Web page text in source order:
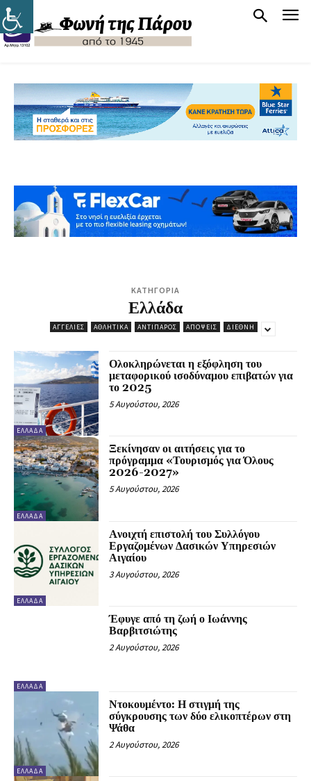
ΚΑΤΗΓΟΡΙΑ
Ελλάδα
ΑΓΓΕΛΊΕΣ ΑΘΛΗΤΙΚΆ ΑΝΤΊΠΑΡΟΣ ΑΠΌΨΕΙΣ ΔΙΕΘΝΉ
ΕΛΛΆΔΑ
Ολοκληρώνεται η εξόφληση του
μεταφορικού ισοδύναμου επιβατών για
το 2025
5 Αυγούστου, 2026
ΕΛΛΆΔΑ
Ξεκίνησαν οι αιτήσεις για το
πρόγραμμα «Τουρισμός για Όλους
2026-2027»
5 Αυγούστου, 2026
ΕΛΛΆΔΑ
Aνοιχτή επιστολή του Συλλόγου
Εργαζομένων Δασικών Υπηρεσιών
Αιγαίου
3 Αυγούστου, 2026
ΕΛΛΆΔΑ
Έφυγε από τη ζωή ο Ιωάννης
Βαρβιτσιώτης
2 Αυγούστου, 2026
ΕΛΛΆΔΑ
Ντοκουμέντο: Η στιγμή της
σύγκρουσης των δύο ελικοπτέρων στη
Ψάθα
2 Αυγούστου, 2026